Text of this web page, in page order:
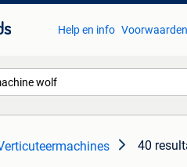
Help en info Voorwaarden
40